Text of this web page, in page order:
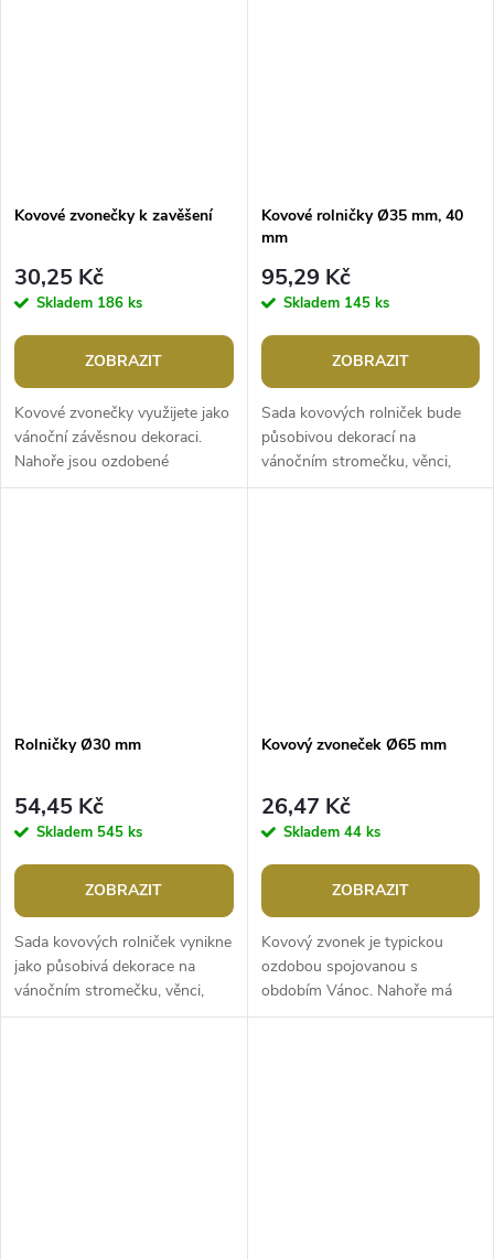
Kovové zvonečky k zavěšení
30,25 Kč
Skladem 186 ks
ZOBRAZIT
Kovové zvonečky využijete jako
vánoční závěsnou dekoraci.
Nahoře jsou ozdobené
větvičkou, mašličkou a
Kovové rolničky Ø35 mm, 40
mm
95,29 Kč
Skladem 145 ks
ZOBRAZIT
Sada kovových rolniček bude
působivou dekorací na
vánočním stromečku, věnci,
dveřích apod. Jemně zvoní,
Rolničky Ø30 mm
54,45 Kč
Skladem 545 ks
ZOBRAZIT
Sada kovových rolniček vynikne
jako působivá dekorace na
vánočním stromečku, věnci,
dveřích apod. Jemně zvoní,
Kovový zvoneček Ø65 mm
26,47 Kč
Skladem 44 ks
ZOBRAZIT
Kovový zvonek je typickou
ozdobou spojovanou s
obdobím Vánoc. Nahoře má
otvor na provlečení šňůrky.